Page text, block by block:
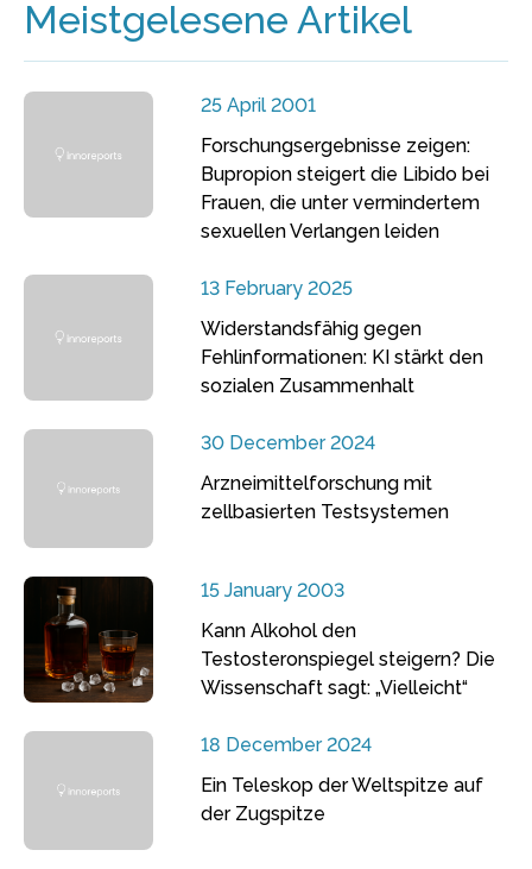
Meistgelesene Artikel
25 April 2001
Forschungsergebnisse zeigen:
Bupropion steigert die Libido bei
Frauen, die unter vermindertem
sexuellen Verlangen leiden
13 February 2025
Widerstandsfähig gegen
Fehlinformationen: KI stärkt den
sozialen Zusammenhalt
30 December 2024
Arzneimittelforschung mit
zellbasierten Testsystemen
15 January 2003
Kann Alkohol den
Testosteronspiegel steigern? Die
Wissenschaft sagt: „Vielleicht“
18 December 2024
Ein Teleskop der Weltspitze auf
der Zugspitze